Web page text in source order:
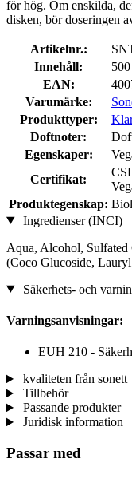
för hög. Om enskilda,
disken, bör doseringen
Artikelnr.:
Innehåll:
EAN:
Varumärke:
Produkttyper:
Doftnoter:
Egenskaper:
Certifikat:
Produktegenskap:
Ingredienser (INCI)
Aqua, Alcohol,
(Coco Glucoside,
Säkerhets- och
Varningsanvisningar:
EUH 210 -
kvaliteten från sonett
Tillbehör
Passande produkter
Juridisk information
Passar med